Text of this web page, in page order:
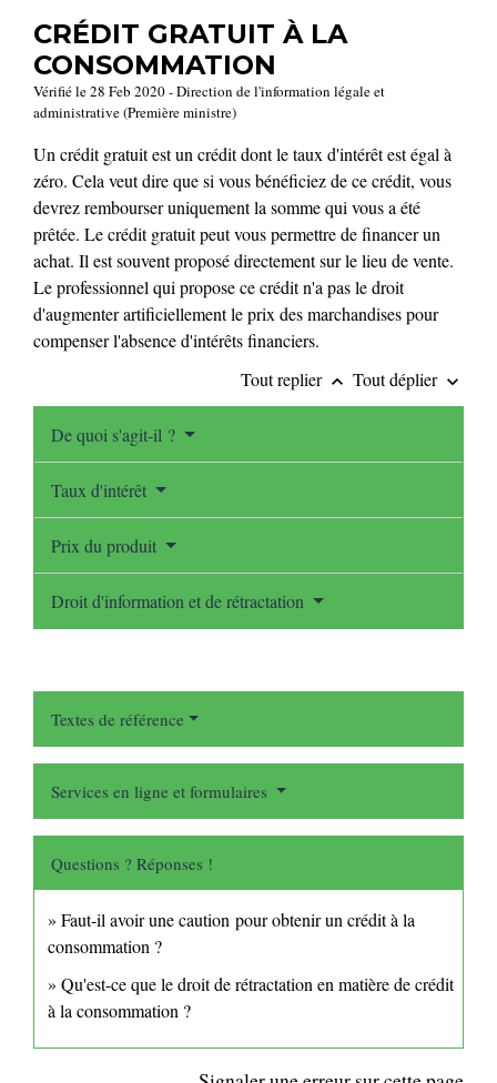
CRÉDIT GRATUIT À LA
CONSOMMATION
Vérifié le 28 Feb 2020 - Direction de l'information légale et
administrative (Première ministre)
Un crédit gratuit est un crédit dont le taux d'intérêt est égal à
zéro. Cela veut dire que si vous bénéficiez de ce crédit, vous
devrez rembourser uniquement la somme qui vous a été
prêtée. Le crédit gratuit peut vous permettre de financer un
achat. Il est souvent proposé directement sur le lieu de vente.
Le professionnel qui propose ce crédit n'a pas le droit
d'augmenter artificiellement le prix des marchandises pour
compenser l'absence d'intérêts financiers.
Tout replier keyboard_arrow_up Tout déplier keyboard_arrow_down
De quoi s'agit-il ?
Taux d'intérêt
Prix du produit
Droit d'information et de rétractation
Textes de référence
Services en ligne et formulaires
Questions ? Réponses !
Faut-il avoir une caution pour obtenir un crédit à la
consommation ?
Qu'est-ce que le droit de rétractation en matière de crédit
à la consommation ?